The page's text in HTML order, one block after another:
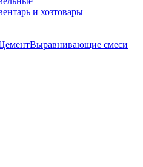
и хозтовары
Выравнивающие смеси